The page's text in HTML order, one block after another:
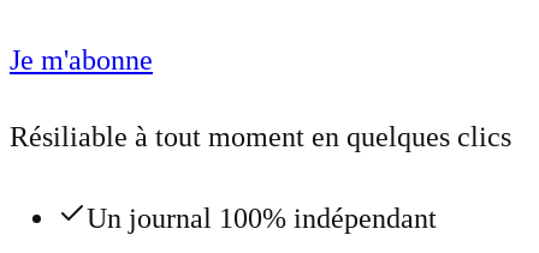
Je m'abonne
Résiliable à tout moment en quelques clics
Un journal 100% indépendant